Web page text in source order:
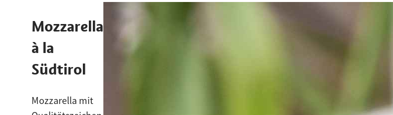
Mozzarella
à la
Südtirol
Mozzarella mit